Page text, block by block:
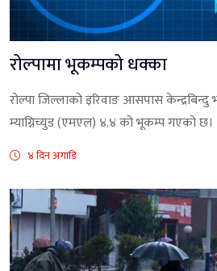
रोल्पामा भूकम्पको धक्का
रोल्पा जिल्लाको इरिवाङ आसपास
म्याग्निच्युड (एमएल) ४.४ को भूकम्प गएको छ।
४ दिन अगाडि